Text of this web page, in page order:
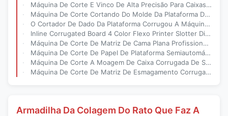
Máquina De Corte E Vinco De Alta Precisão Para Caixas De Papelão Ondulado Para Soluções De Embalagem
Máquina De Corte Cortando Do Molde Da Plataforma Da Máquina Da Caixa Ondulada
O Cortador De Dado Da Plataforma Corrugou A Máquina Cortando 1500×3000×1250 Da Caixa
Inline Corrugated Board 4 Color Flexo Printer Slotter Die Cutter Folder Bundle Machine
Máquina De Corte De Matriz De Cama Plana Profissional Para Corte De Matriz De Cartão Corrugado
Máquina De Corte De Papel De Plataforma Semiautomática Para Fabricação De Caixas De Cartão
Máquina De Corte A Moagem De Caixa Corrugada De Segurança Avançada Com Sistema Abrangente
Máquina De Corte De Matriz De Esmagamento Corrugado De Esmagamento Plano Facil Manutenção Fabricação De Caixa De Cartão
Armadilha Da Colagem Do Rato Que Faz A